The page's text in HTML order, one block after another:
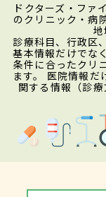
ドクターズ・ファ
のクリニック・病
地
診療科目、行政区
基本情報だけでな
条件に合ったクリ
ます。 医院情報だ
関する情報（診